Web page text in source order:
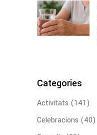
Categories
Activitats (141)
Celebracions (40)